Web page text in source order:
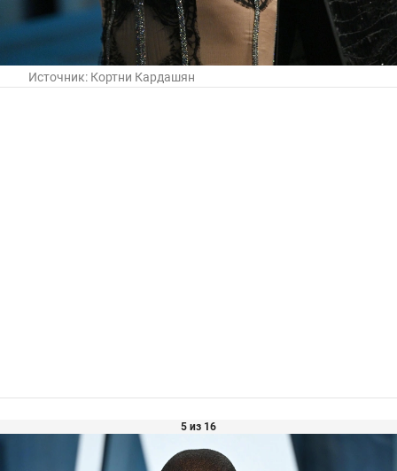
Источник: Кортни Кардашян
5 из 16